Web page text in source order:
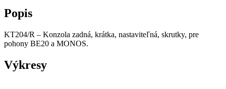
Popis
KT204/R – Konzola zadná, krátka, nastaviteľná, skrutky, pre
pohony BE20 a MONOS.
Výkresy